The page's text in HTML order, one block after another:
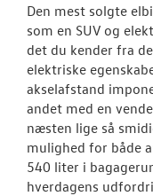
Den mest solgte
som en SUV og
det du kender fra
elektriske
akselafstand
andet med en
næsten lige så
mulighed for både
540 liter i
hverdagens